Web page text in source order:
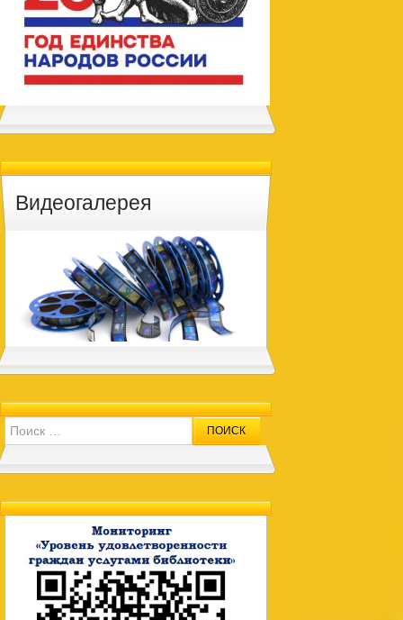
Видеогалерея
Search for: